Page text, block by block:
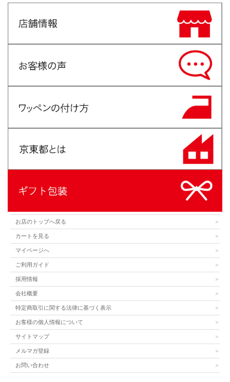
お店のトップへ戻る
カートを見る
マイページへ
ご利用ガイド
採用情報
会社概要
特定商取引に関する法律に基づく表示
お客様の個人情報について
サイトマップ
メルマガ登録
お問い合わせ